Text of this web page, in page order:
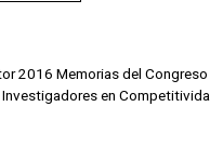
2016 Memorias del Congreso
en